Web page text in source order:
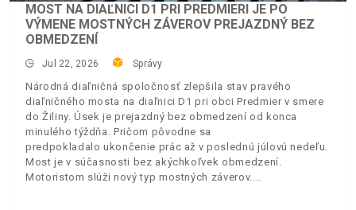
MOST NA DIAĽNICI D1 PRI PREDMIERI JE PO
VÝMENE MOSTNÝCH ZÁVEROV PREJAZDNÝ BEZ
OBMEDZENÍ
Jul 22, 2026 Správy
Národná diaľničná spoločnosť zlepšila stav pravého
diaľničného mosta na diaľnici D1 pri obci Predmier v smere
do Žiliny. Úsek je prejazdný bez obmedzení od konca
minulého týždňa. Pričom pôvodne sa
predpokladalo ukončenie prác až v poslednú júlovú nedeľu.
Most je v súčasnosti bez akýchkoľvek obmedzení.
Motoristom slúži nový typ mostných záverov.